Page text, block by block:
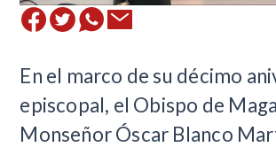
En el marco de su décimo
episcopal, el Obispo de
Monseñor Óscar Blanco